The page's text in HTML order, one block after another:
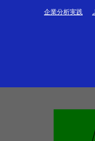
企業分析実践